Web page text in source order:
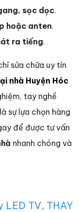
sọc dọc.
hoặc anten.
ra tiếng.
sửa chữa uy tín
nhà Huyện Hóc
tay nghề
sự lựa chọn hàng
để được tư vấn
nhanh chóng và
LED TV, THAY